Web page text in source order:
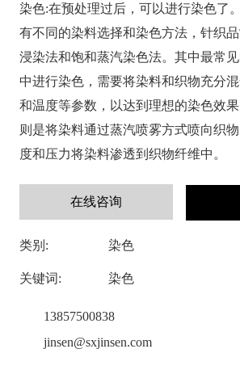
染色:在预处理过后，可以进行染色了
有不同的染料选择和染色方法，针织
浸染法和饱和蒸汽染色法。其中最常
中进行染色，需要将染料和织物充分
和温度等参数，以达到理想的染色效
则是将染料通过蒸汽喷雾方式喷向织
度和压力将染料渗透到织物纤维中。
在线咨询
类别: 染色
关键词: 染色
13857500838
jinsen@sxjinsen.com